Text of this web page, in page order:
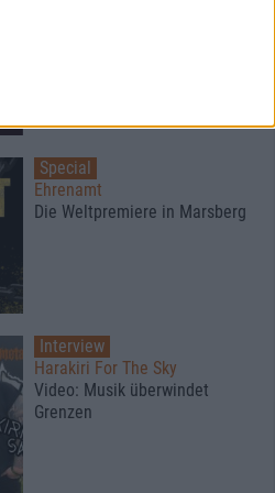
Special
Ehrenamt
Die Weltpremiere in Marsberg
Interview
Harakiri For The Sky
Video: Musik überwindet
Grenzen